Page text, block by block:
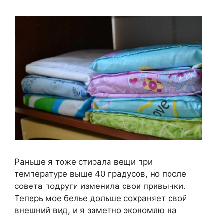
Раньше я тоже стирала вещи при
температуре выше 40 градусов, но после
совета подруги изменила свои привычки.
Теперь мое белье дольше сохраняет свой
внешний вид, и я заметно экономлю на